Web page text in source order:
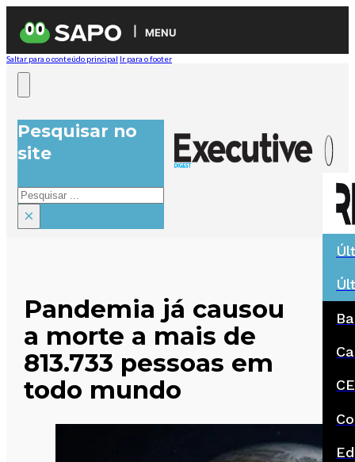
MENU
Saltar para o conteúdo principal Ir para o footer
Pesquisar no
site
Pesquisar
×
Pandemia já causou
a morte a mais de
813.733 pessoas em
todo mundo